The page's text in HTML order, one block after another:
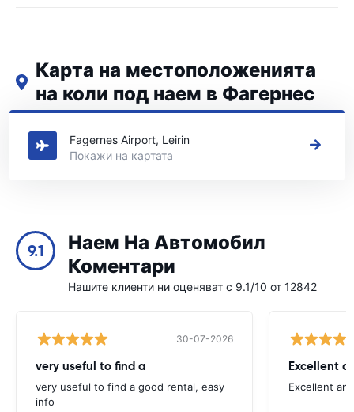
Карта на местоположенията
на коли под наем в Фагернес
Вижте нашите основни места за коли под наем в Фагернес
Fagernes Airport, Leirin
Покажи на картата
9.1
Наем На Автомобил
Коментари
Нашите клиенти ни оценяват с 9.1/10 от 12842
30-07-2026
very useful to find a
very useful to find a good rental, easy
info
Excellent
Excellent